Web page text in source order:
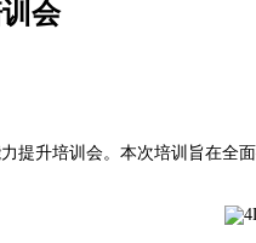
会
提升培训会。本次培训旨在